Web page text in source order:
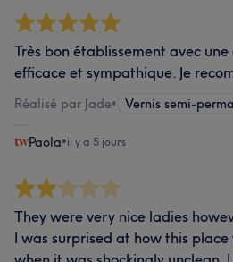
Très bon établissement avec
efficace et sympathique. Je
Réalisé par Jade• Vernis semi-
Paola•il y a 5 jours
They were very nice ladies
I was surprised at how this